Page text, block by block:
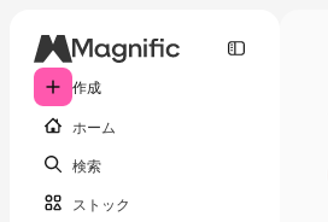
作成
ホーム
検索
ストック